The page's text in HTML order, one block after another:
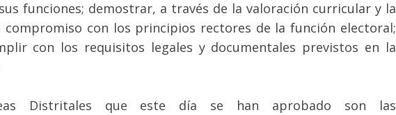
funciones; demostrar, a través de la valoración curricular y la
compromiso con los principios rectores de la función electoral;
con los requisitos legales y documentales previstos en la
Distritales que este día se han aprobado son las